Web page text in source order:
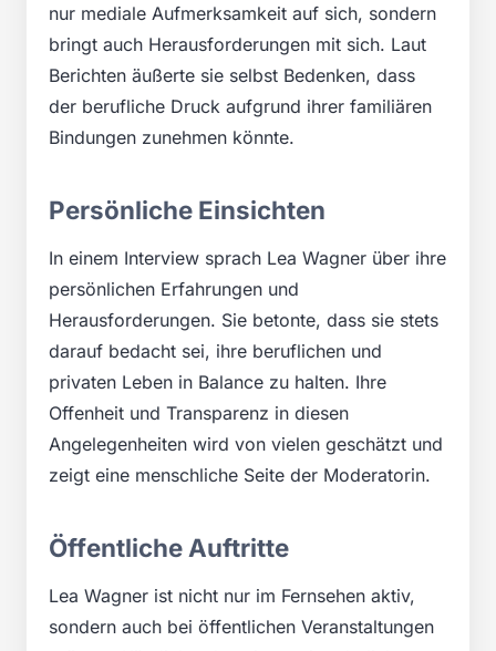
nur mediale Aufmerksamkeit auf sich, sondern
bringt auch Herausforderungen mit sich. Laut
Berichten äußerte sie selbst Bedenken, dass
der berufliche Druck aufgrund ihrer familiären
Bindungen zunehmen könnte.
Persönliche Einsichten
In einem Interview sprach Lea Wagner über ihre
persönlichen Erfahrungen und
Herausforderungen. Sie betonte, dass sie stets
darauf bedacht sei, ihre beruflichen und
privaten Leben in Balance zu halten. Ihre
Offenheit und Transparenz in diesen
Angelegenheiten wird von vielen geschätzt und
zeigt eine menschliche Seite der Moderatorin.
Öffentliche Auftritte
Lea Wagner ist nicht nur im Fernsehen aktiv,
sondern auch bei öffentlichen Veranstaltungen